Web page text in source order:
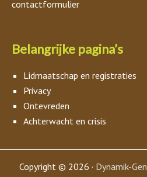
contactformulier
Belangrijke pagina’s
Lidmaatschap en registraties
Privacy
Ontevreden
Achterwacht en crisis
Copyright © 2026 · Dynamik-Gen